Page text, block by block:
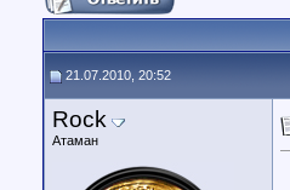
21.07.2010, 20:52
Rock
Атаман